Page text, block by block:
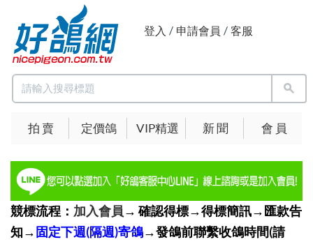
登入 / 申請會員 / 客服
拍 賣 定價鴿 VIP精選 新 聞 會 員
競標流程： 加入會員→ 確認得標→得標簡訊→匯款告
知→ 固定下週(隔週)寄鴿→發鴿前聯繫收鴿時間(請